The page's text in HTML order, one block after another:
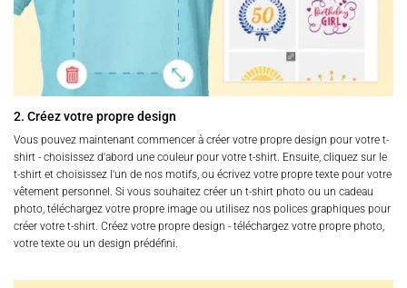
2. Créez votre propre design
Vous pouvez maintenant commencer à créer votre propre design pour votre t-
shirt - choisissez d'abord une couleur pour votre t-shirt. Ensuite, cliquez sur le
t-shirt et choisissez l'un de nos motifs, ou écrivez votre propre texte pour votre
vêtement personnel. Si vous souhaitez créer un t-shirt photo ou un cadeau
photo, téléchargez votre propre image ou utilisez nos polices graphiques pour
créer votre t-shirt. Créez votre propre design - téléchargez votre propre photo,
votre texte ou un design prédéfini.